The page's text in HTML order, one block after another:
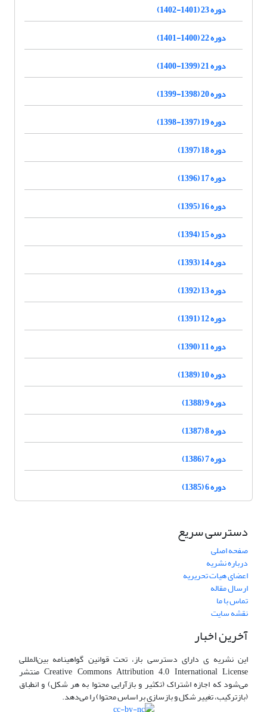
دوره 23 (1401-1402)
دوره 22 (1400-1401)
دوره 21 (1399-1400)
دوره 20 (1398-1399)
دوره 19 (1397-1398)
دوره 18 (1397)
دوره 17 (1396)
دوره 16 (1395)
دوره 15 (1394)
دوره 14 (1393)
دوره 13 (1392)
دوره 12 (1391)
دوره 11 (1390)
دوره 10 (1389)
دوره 9 (1388)
دوره 8 (1387)
دوره 7 (1386)
دوره 6 (1385)
دسترسی سریع
صفحه اصلی
درباره نشریه
اعضای هیات تحریریه
ارسال مقاله
تماس با ما
نقشه سایت
آخرین اخبار
این نشریه ی دارای دسترسی باز، تحت قوانین گواهینامه بین‌المللی
Creative Commons Attribution 4.0 International License منتشر
می‌شود که اجازه اشتراک (تکثیر و بازآرایی محتوا به هر شکل) و انطباق
(بازترکیب، تغییر شکل و بازسازی بر اساس محتوا) را می‌دهد.